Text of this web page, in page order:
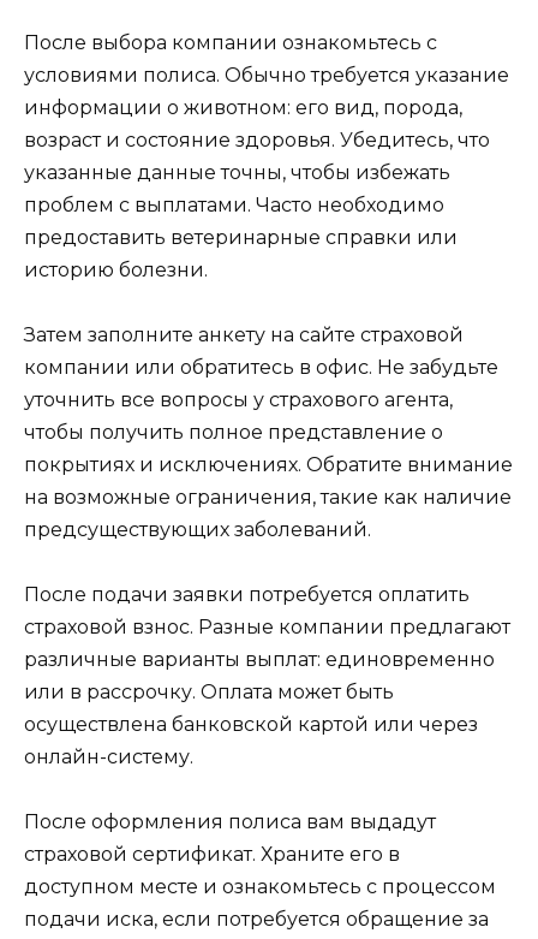
После выбора компании ознакомьтесь с
условиями полиса. Обычно требуется указание
информации о животном: его вид, порода,
возраст и состояние здоровья. Убедитесь, что
указанные данные точны, чтобы избежать
проблем с выплатами. Часто необходимо
предоставить ветеринарные справки или
историю болезни.
Затем заполните анкету на сайте страховой
компании или обратитесь в офис. Не забудьте
уточнить все вопросы у страхового агента,
чтобы получить полное представление о
покрытиях и исключениях. Обратите внимание
на возможные ограничения, такие как наличие
предсуществующих заболеваний.
После подачи заявки потребуется оплатить
страховой взнос. Разные компании предлагают
различные варианты выплат: единовременно
или в рассрочку. Оплата может быть
осуществлена банковской картой или через
онлайн-систему.
После оформления полиса вам выдадут
страховой сертификат. Храните его в
доступном месте и ознакомьтесь с процессом
подачи иска, если потребуется обращение за